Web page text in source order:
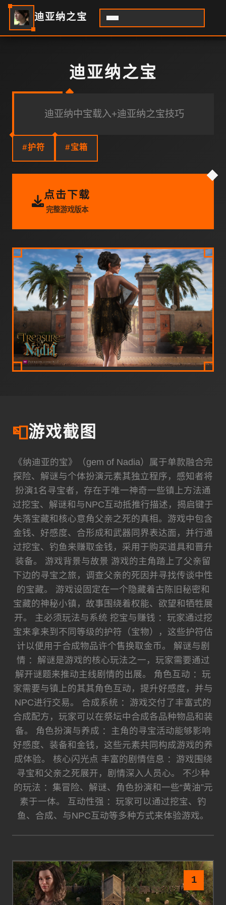
迪亚纳之宝
迪亚纳之宝
迪亚纳中宝载入+迪亚纳之宝技巧
#护符 #宝箱
点击下载
完整游戏版本
📮游戏截图
《纳迪亚的宝》（gem of Nadia）属于单款融合完
探险、解谜与个体扮演元素其独立程序，感知者将
扮演1名寻宝者，存在于唯一神奇一些镇上方法通
过挖宝、解谜和与NPC互动抵推行描述，揭启键于
失落宝藏和核心意角父亲之死的真相。游戏中包含
金钱、好感度、合形成和武器同界表达面，并行通
过挖宝、钓鱼来赚取金钱，采用于购买道具和晋升
装备。 游戏背景与故景 游戏的主角踏上了父亲留
下边的寻宝之旅，调查父亲的死因并寻找传谈中性
的宝藏。 游戏设固定在一个隐藏着古陈旧秘密和
宝藏的神秘小镇，故事围绕着权能、欲望和牺牲展
开。 主必须玩法与系统 挖宝与赚钱 ：玩家通过挖
宝来拿来到不同等级的护符（宝物），这些护符估
计以便用于合成物品许个售换取金币。 解谜与剧
情 ：解谜是游戏的核心玩法之一，玩家需要通过
解开谜题来推动主线剧情的出展。 角色互动 ：玩
家需要与镇上的其其角色互动，提升好感度，并与
NPC进行交易。 合成系统 ：游戏交付了丰富式的
合成配方，玩家可以在祭坛中合成各品种物品和装
备。 角色扮演与养成 ：主角的寻宝活动能够影响
好感度、装备和金钱，这些元素共同构成游戏的养
成体验。 核心闪光点 丰富的剧情信息 ：游戏围绕
寻宝和父亲之死展开，剧情深入人员心。 不少种
的玩法 ：集冒险、解谜、角色扮演和一些“黄油”元
素于一体。 互动性强 ：玩家可以通过挖宝、钓
鱼、合成、与NPC互动等多种方式来体验游戏。
1